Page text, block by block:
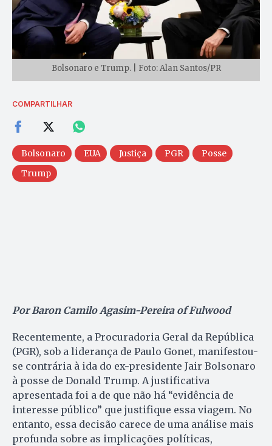
Bolsonaro e Trump. | Foto: Alan Santos/PR
COMPARTILHAR
Bolsonaro EUA Justiça PGR
Posse
Trump
Por Baron Camilo Agasim-Pereira of Fulwood
Recentemente, a Procuradoria Geral da República
(PGR), sob a liderança de Paulo Gonet, manifestou-
se contrária à ida do ex-presidente Jair Bolsonaro
à posse de Donald Trump. A justificativa
apresentada foi a de que não há “evidência de
interesse público” que justifique essa viagem. No
entanto, essa decisão carece de uma análise mais
profunda sobre as implicações políticas,